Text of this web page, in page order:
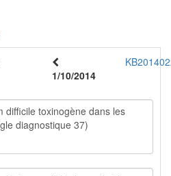
1/10/2014